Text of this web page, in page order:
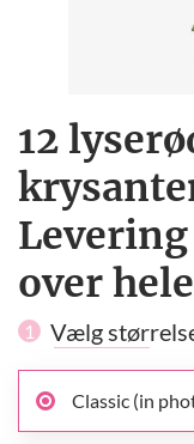
12
over
1 Vælg
Classic (in